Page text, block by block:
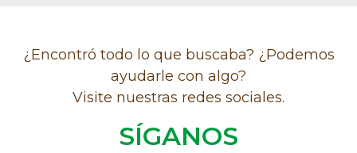
¿Encontró todo lo que buscaba? ¿Podemos
ayudarle con algo?
Visite nuestras redes sociales.
SÍGANOS